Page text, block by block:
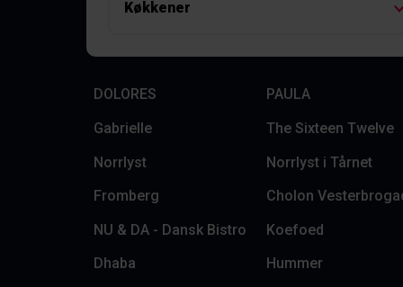
Køkkener
DOLORES PAULA
Gabrielle
The Sixteen Twelve
Norrlyst
Norrlyst i Tårnet
Fromberg
Cholon
NU & DA - Dansk Bistro
Koefoed
Dhaba
Hummer